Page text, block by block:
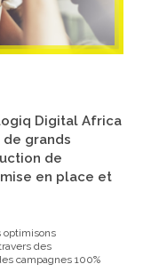
Digital Africa
grands
de
en place et
optimisons
des
campagnes 100%